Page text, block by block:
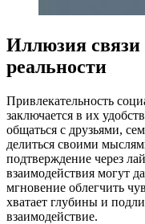
Иллюзия связи
реальности
Привлекательность
заключается в их
общаться с друзьями,
делиться своими
подтверждение через
взаимодействия могут
мгновение облегчить
хватает глубины и
взаимодействие.